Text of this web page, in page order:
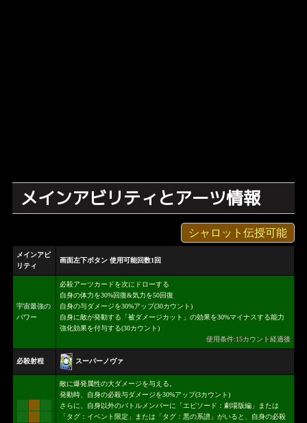
メインアビリティとアーツ情報
シャロット伝授可能
メインアビ
リティ
画面左下ボタン 使用可能回数1回
宇宙最強の
パワー
必殺アーツカードを次にドローする
自身の体力を30%回復&気力を50回復
自身の与ダメージを30%アップ(30カウント)
自身に敵が発動する「被ダメージカット」の効果を30%マイナスする能力
強化効果を付与する(30カウント)
使用条件:15カウント経過後
必殺射程 スーパーノヴァ
敵に爆発属性の大ダメージを与える。
発動時、自身の必殺与ダメージを30%アップ(3カウント)
さらに、自身以外のバトルメンバーに「エピソード：劇場版編」または
「タグ：イベント限定」または「タグ：悪の系譜」がいると、自身の必殺